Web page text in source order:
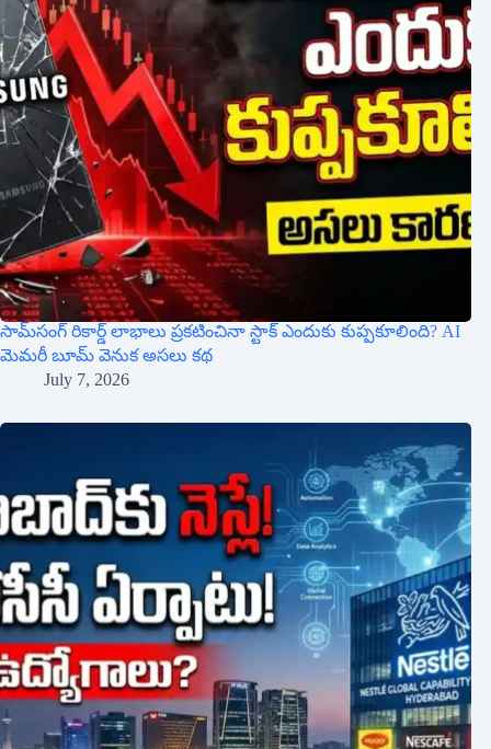
సామ్‌సంగ్ రికార్డ్ లాభాలు ప్రకటించినా స్టాక్ ఎందుకు కుప్పకూలింది? AI
మెమరీ బూమ్ వెనుక అసలు కథ
July 7, 2026